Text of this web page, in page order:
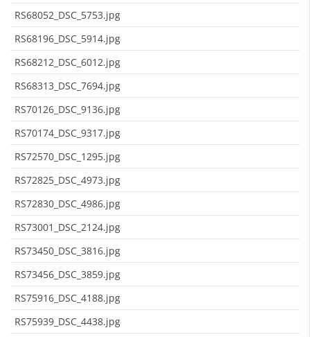
RS68052_DSC_5753.jpg
RS68196_DSC_5914.jpg
RS68212_DSC_6012.jpg
RS68313_DSC_7694.jpg
RS70126_DSC_9136.jpg
RS70174_DSC_9317.jpg
RS72570_DSC_1295.jpg
RS72825_DSC_4973.jpg
RS72830_DSC_4986.jpg
RS73001_DSC_2124.jpg
RS73450_DSC_3816.jpg
RS73456_DSC_3859.jpg
RS75916_DSC_4188.jpg
RS75939_DSC_4438.jpg